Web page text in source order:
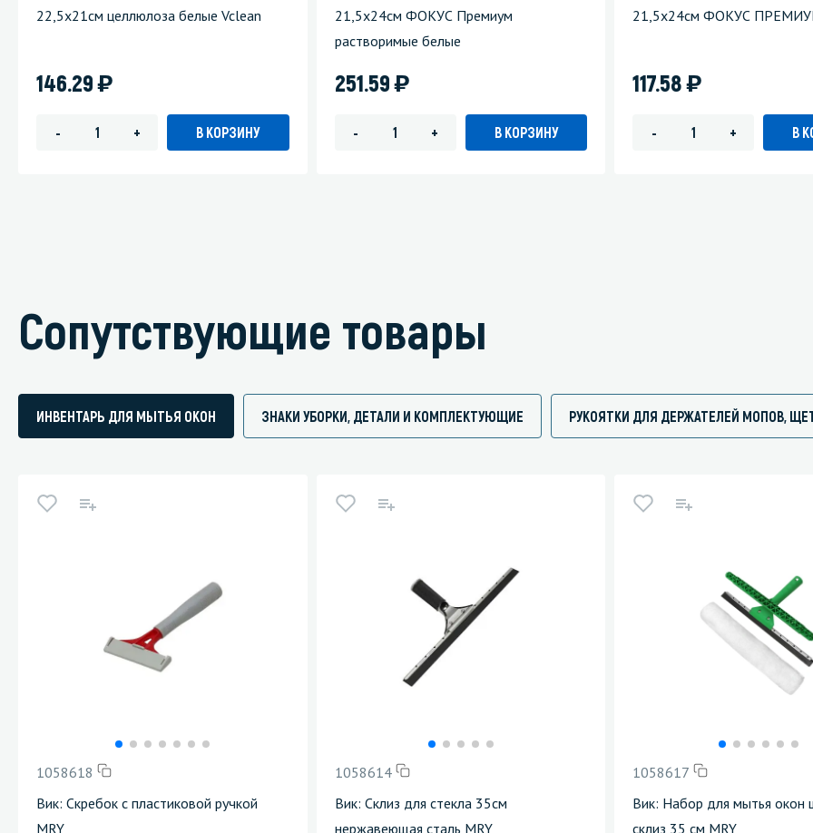
22,5х21см целлюлоза белые Vclean
146.29)
- + В КОРЗИНУ
21,5х24см ФОКУС Премиум
растворимые белые
251.59)
- + В КОРЗИНУ
21,5х24см ФОКУС
117.58)
- + В
Сопутствующие товары
ИНВЕНТАРЬ ДЛЯ МЫТЬЯ ОКОН ЗНАКИ УБОРКИ, ДЕТАЛИ И КОМПЛЕКТУЮЩИЕ РУКОЯТКИ ДЛЯ ДЕРЖАТЕЛЕЙ МОПОВ,
1058618
Вик: Скребок с пластиковой ручкой
MRY
1058614
Вик: Склиз для стекла 35см
нержавеющая сталь MRY
1058617
Вик: Набор для мытья окон
склиз 35 см MRY